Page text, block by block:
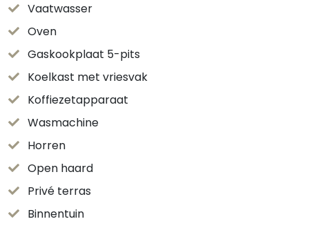
Vaatwasser
Oven
Gaskookplaat 5-pits
Koelkast met vriesvak
Koffiezetapparaat
Wasmachine
Horren
Open haard
Privé terras
Binnentuin